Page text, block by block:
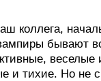
коллега,
бывают
веселые
и тихие. Но не